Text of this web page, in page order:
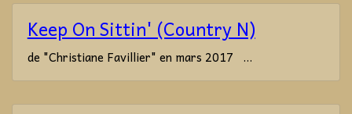
Keep On Sittin' (Country N)
de "Christiane Favillier" en mars 2017 ...